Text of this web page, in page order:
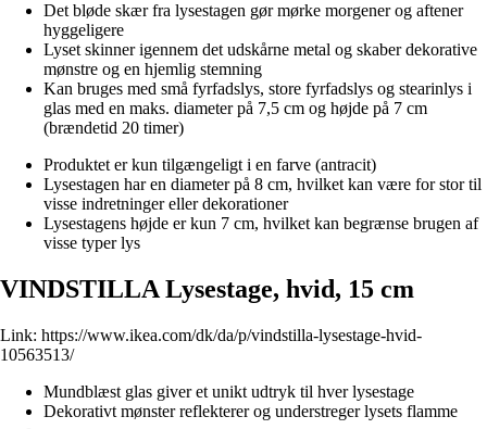
Det bløde skær fra lysestagen gør mørke morgener og aftener
hyggeligere
Lyset skinner igennem det udskårne metal og skaber dekorative
mønstre og en hjemlig stemning
Kan bruges med små fyrfadslys, store fyrfadslys og stearinlys i
glas med en maks. diameter på 7,5 cm og højde på 7 cm
(brændetid 20 timer)
Produktet er kun tilgængeligt i en farve (antracit)
Lysestagen har en diameter på 8 cm, hvilket kan være for stor til
visse indretninger eller dekorationer
Lysestagens højde er kun 7 cm, hvilket kan begrænse brugen af
visse typer lys
VINDSTILLA Lysestage, hvid, 15 cm
Link: https://www.ikea.com/dk/da/p/vindstilla-lysestage-hvid-
10563513/
Mundblæst glas giver et unikt udtryk til hver lysestage
Dekorativt mønster reflekterer og understreger lysets flamme